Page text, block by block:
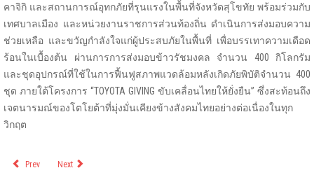
คาจิกิ และสถานการณ์อุทกภัยที่รุนแรงในพื้นที่จังหวัดสุโขทัย พร้อมร่วมกับ
เทศบาลเมือง และหน่วยงานราชการส่วนท้องถิ่น ดำเนินการส่งมอบความ
ช่วยเหลือ และขวัญกำลังใจแก่ผู้ประสบภัยในพื้นที่ เพื่อบรรเทาความเดือด
ร้อนในเบื้องต้น ผ่านการการส่งมอบข้าวรัชมงคล จำนวน 400 กิโลกรัม
และชุดอุปกรณ์ที่ใช้ในการฟื้นฟูสภาพแวดล้อมหลังเกิดภัยพิบัติจำนวน 400
ชุด ภายใต้โครงการ “TOYOTA GIVING ขับเคลื่อนไทยให้ยั่งยืน” ซึ่งสะท้อนถึง
เจตนารมณ์ของโตโยต้าที่มุ่งมั่นเคียงข้างสังคมไทยอย่างต่อเนื่องในทุก
วิกฤต
Prev Next